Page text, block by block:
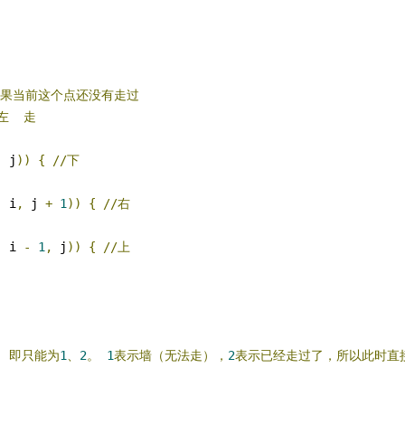
当前这个点还没有走过
走
j )) { //下
i , j + 1 )) { //右
i - 1 , j )) { //上
即只能为1 2。 1表示墙（无法走）， 2表示已经走过了，所以此时直